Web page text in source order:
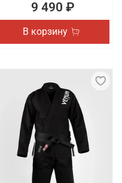
9 490 ₽
В корзину